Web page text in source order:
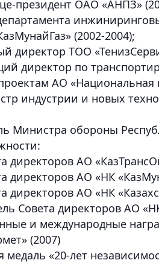
президент ОАО «АНПЗ»
(2002-2004);
директор ТОО
директор по
АО «Национальная
индустрии и новых
Министра обороны
директоров АО
директоров АО «НК
директоров АО «НК
Совета директоров АО
и международные
(2007)
медаль «20-лет